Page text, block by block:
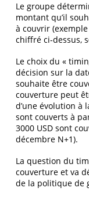
Le groupe
montant qu’il
à couvrir (exemple
chiffré ci-dessus,
Le choix du «
décision sur la
souhaite être
couverture peut
d’une évolution à
sont couverts à
3000 USD sont
décembre N+1).
La question du
couverture et va
de la politique de